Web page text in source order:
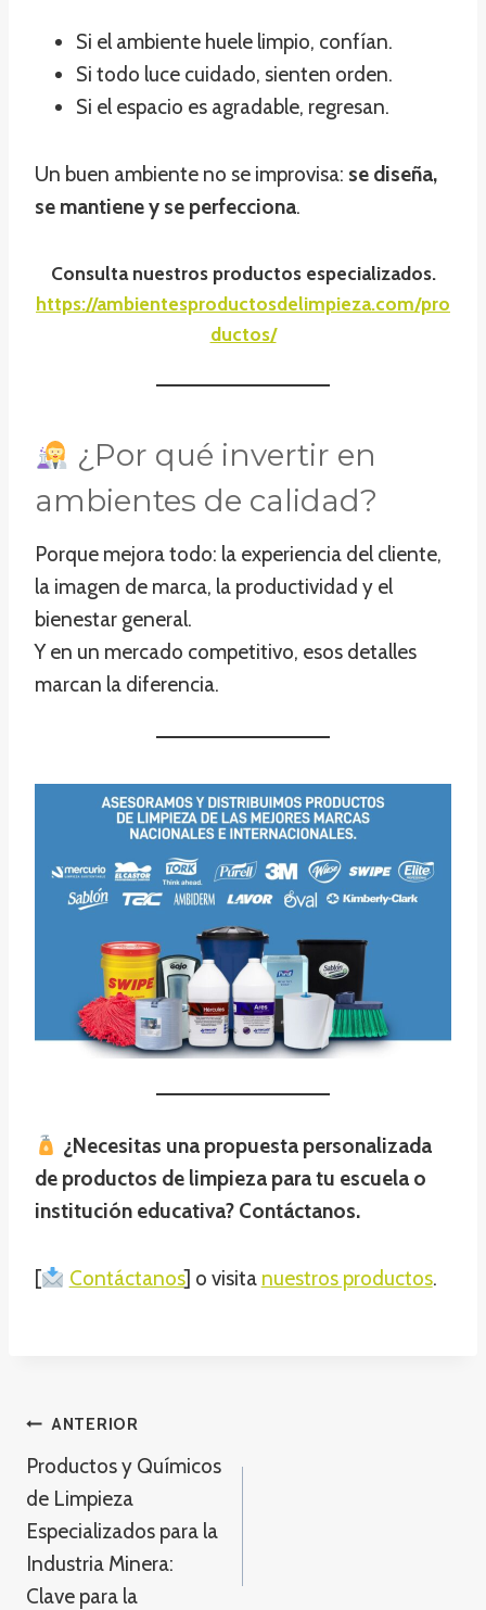
Si el ambiente huele limpio, confían.
Si todo luce cuidado, sienten orden.
Si el espacio es agradable, regresan.
Un buen ambiente no se improvisa: se diseña,
se mantiene y se perfecciona.
Consulta nuestros productos especializados.
https://ambientesproductosdelimpieza.com/pro
ductos/
¿Por qué invertir en
ambientes de calidad?
Porque mejora todo: la experiencia del cliente,
la imagen de marca, la productividad y el
bienestar general.
Y en un mercado competitivo, esos detalles
marcan la diferencia.
¿Necesitas una propuesta personalizada
de productos de limpieza para tu escuela o
institución educativa? Contáctanos.
[ Contáctanos] o visita nuestros productos.
Navegación
de
entradas
ANTERIOR
Productos y Químicos
de Limpieza
Especializados para la
Industria Minera:
Clave para la